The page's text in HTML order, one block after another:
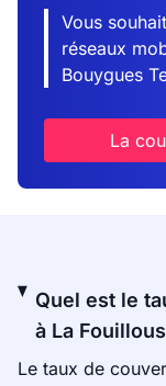
Vous
réseaux
Bouygues
La
Quel est le
à La
Le taux de